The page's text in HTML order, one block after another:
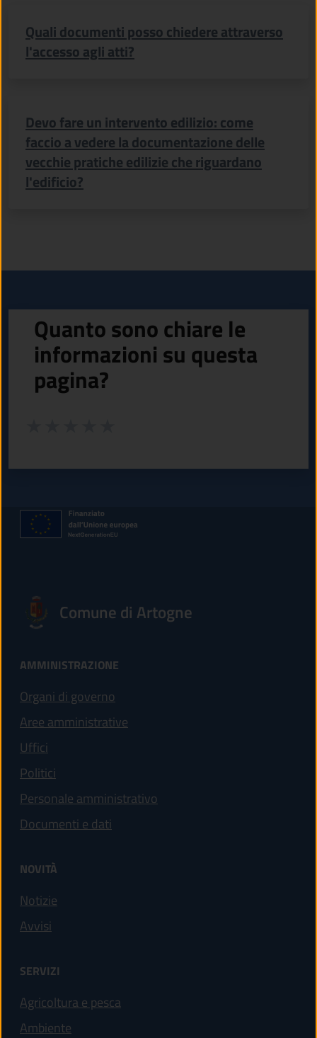
Quali documenti posso chiedere attraverso
l'accesso agli atti?
Devo fare un intervento edilizio: come
faccio a vedere la documentazione delle
vecchie pratiche edilizie che riguardano
l'edificio?
Quanto sono chiare le
informazioni su questa
pagina?
Comune di Artogne
AMMINISTRAZIONE
Organi di governo
Aree amministrative
Uffici
Politici
Personale amministrativo
Documenti e dati
NOVITÀ
Notizie
Avvisi
SERVIZI
Agricoltura e pesca
Ambiente